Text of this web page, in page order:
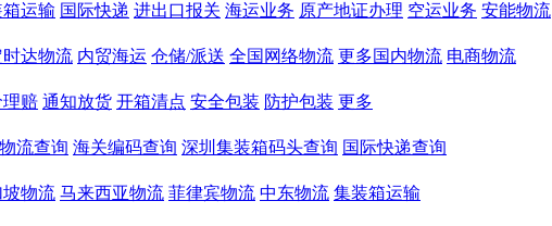
运输 国际快递 进出口报关 海运业务 原产地证办理 空运业务 安能物流
时达物流 内贸海运 仓储/派送 全国网络物流 更多国内物流 电商物流
赔 通知放货 开箱清点 安全包装 防护包装 更多
流查询 海关编码查询 深圳集装箱码头查询 国际快递查询
坡物流 马来西亚物流 菲律宾物流 中东物流 集装箱运输